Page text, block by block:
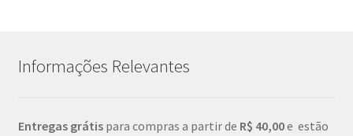
Informações Relevantes
Entregas grátis para compras a partir de R$ 40,00e estão